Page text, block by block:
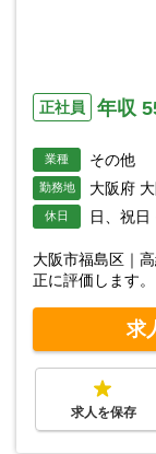
正社員 年収
業種 その他
勤務地 大阪府
休日 日、祝日
大阪市福島区｜
正に評価します。
求
求人を保存